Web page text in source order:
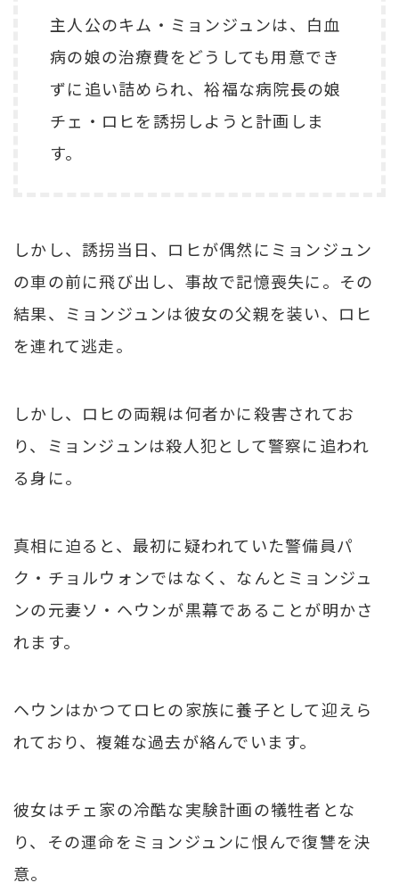
主人公のキム・ミョンジュンは、白血
病の娘の治療費をどうしても用意でき
ずに追い詰められ、裕福な病院長の娘
チェ・ロヒを誘拐しようと計画しま
す。
しかし、誘拐当日、ロヒが偶然にミョンジュン
の車の前に飛び出し、事故で記憶喪失に。その
結果、ミョンジュンは彼女の父親を装い、ロヒ
を連れて逃走。
しかし、ロヒの両親は何者かに殺害されてお
り、ミョンジュンは殺人犯として警察に追われ
る身に。
真相に迫ると、最初に疑われていた警備員パ
ク・チョルウォンではなく、なんとミョンジュ
ンの元妻ソ・ヘウンが黒幕であることが明かさ
れます。
ヘウンはかつてロヒの家族に養子として迎えら
れており、複雑な過去が絡んでいます。
彼女はチェ家の冷酷な実験計画の犠牲者とな
り、その運命をミョンジュンに恨んで復讐を決
意。